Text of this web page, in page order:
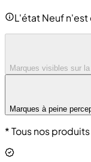
L'état Neuf n'est
Marques visibles sur
Marques à peine
* Tous nos